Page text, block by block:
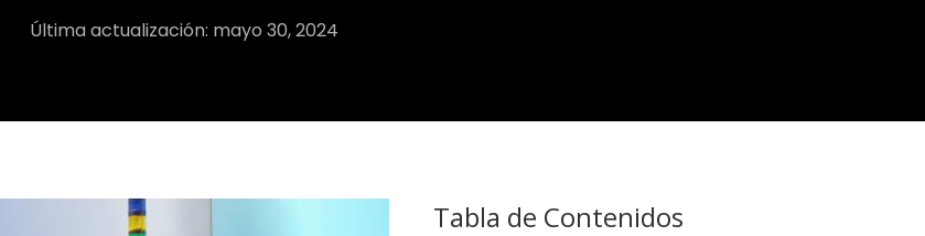
Última actualización: mayo 30, 2024
Tabla de Contenidos